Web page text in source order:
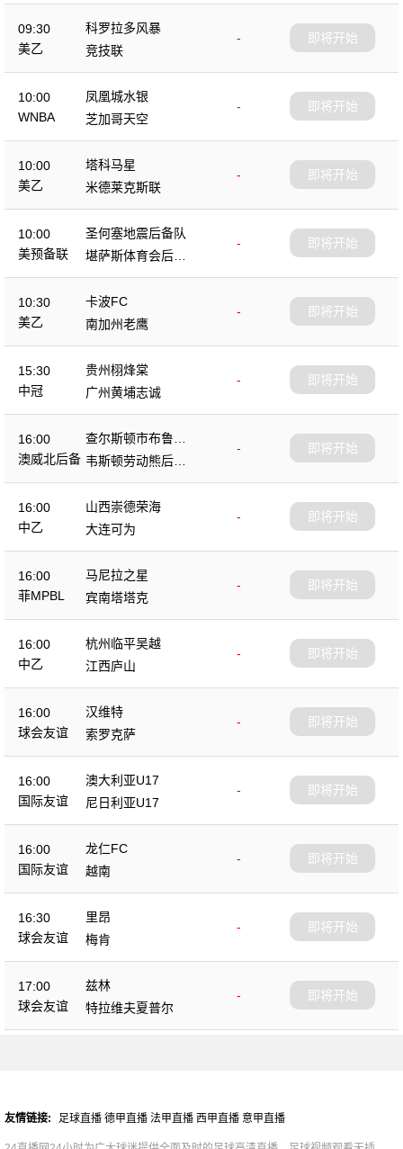
09:30
美乙
科罗拉多风暴
-
竞技联
即将开始
10:00
WNBA
凤凰城水银
-
芝加哥天空
即将开始
10:00
美乙
塔科马星
-
米德莱克斯联
即将开始
10:00
美预备联
圣何塞地震后备队
-
堪萨斯体育会后备
队
即将开始
10:30
美乙
卡波FC
-
南加州老鹰
即将开始
15:30
中冠
贵州栩烽棠
-
广州黄埔志诚
即将开始
16:00
澳威北后备
查尔斯顿市布鲁斯
后备队
-
韦斯顿劳动熊后备
队
即将开始
16:00
中乙
山西崇德荣海
-
大连可为
即将开始
16:00
菲MPBL
马尼拉之星
-
宾南塔塔克
即将开始
16:00
中乙
杭州临平吴越
-
江西庐山
即将开始
16:00
球会友谊
汉维特
-
索罗克萨
即将开始
16:00
国际友谊
澳大利亚U17
-
尼日利亚U17
即将开始
16:00
国际友谊
龙仁FC
-
越南
即将开始
16:30
球会友谊
里昂
-
梅肯
即将开始
17:00
球会友谊
兹林
-
特拉维夫夏普尔
即将开始
友情链接: 足球直播 德甲直播 法甲直播 西甲直播 意甲直播